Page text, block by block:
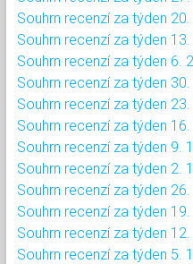
Souhrn recenzí za týden 20.
Souhrn recenzí za týden 13.
Souhrn recenzí za týden 6.
Souhrn recenzí za týden 30.
Souhrn recenzí za týden 23.
Souhrn recenzí za týden 16.
Souhrn recenzí za týden 9.
Souhrn recenzí za týden 2.
Souhrn recenzí za týden 26.
Souhrn recenzí za týden 19.
Souhrn recenzí za týden 12.
Souhrn recenzí za týden 5.